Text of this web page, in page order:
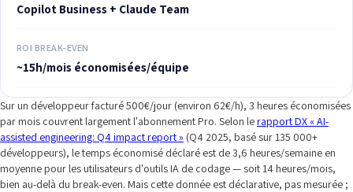
Copilot Business + Claude Team
ROI BREAK-EVEN
~15h/mois économisées/équipe
Sur un développeur facturé 500€/jour (environ 62€/h), 3 heures économisées
par mois couvrent largement l'abonnement Pro. Selon lerapport DX « AI-
assisted engineering: Q4 impact report » (Q4 2025, basé sur 135 000+
développeurs), le temps économisé déclaré est de 3,6 heures/semaine en
moyenne pour les utilisateurs d'outils IA de codage — soit 14 heures/mois,
bien au-delà du break-even. Mais cette donnée est déclarative, pas mesurée ;